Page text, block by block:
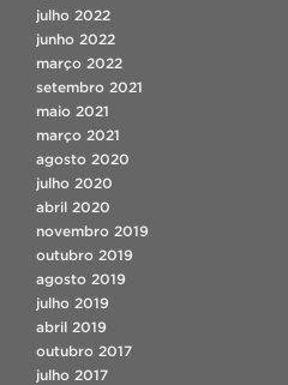
julho 2022
junho 2022
março 2022
setembro 2021
maio 2021
março 2021
agosto 2020
julho 2020
abril 2020
novembro 2019
outubro 2019
agosto 2019
julho 2019
abril 2019
outubro 2017
julho 2017